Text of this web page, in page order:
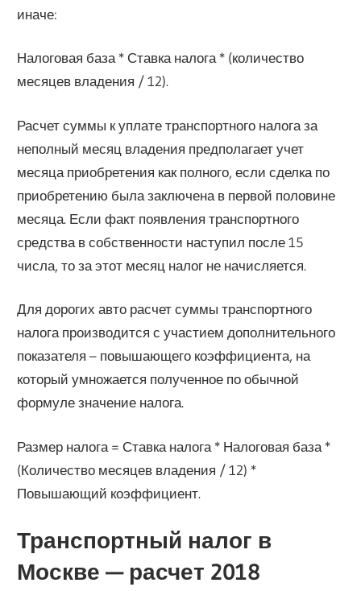
иначе:
Налоговая база * Ставка налога * (количество
месяцев владения / 12).
Расчет суммы к уплате транспортного налога за
неполный месяц владения предполагает учет
месяца приобретения как полного, если сделка по
приобретению была заключена в первой половине
месяца. Если факт появления транспортного
средства в собственности наступил после 15
числа, то за этот месяц налог не начисляется.
Для дорогих авто расчет суммы транспортного
налога производится с участием дополнительного
показателя – повышающего коэффициента, на
который умножается полученное по обычной
формуле значение налога.
Размер налога = Ставка налога * Налоговая база *
(Количество месяцев владения / 12) *
Повышающий коэффициент.
Транспортный налог в
Москве — расчет 2018